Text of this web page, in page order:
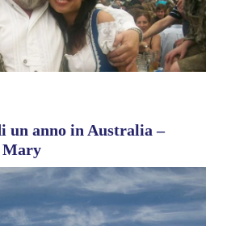
un anno in Australia –